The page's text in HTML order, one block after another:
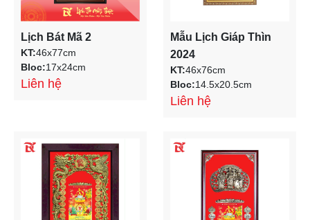
Lịch Bát Mã 2
KT:46x77cm
Bloc:17x24cm
Liên hệ
Mẫu Lịch Giáp Thìn
2024
KT:46x76cm
Bloc:14.5x20.5cm
Liên hệ